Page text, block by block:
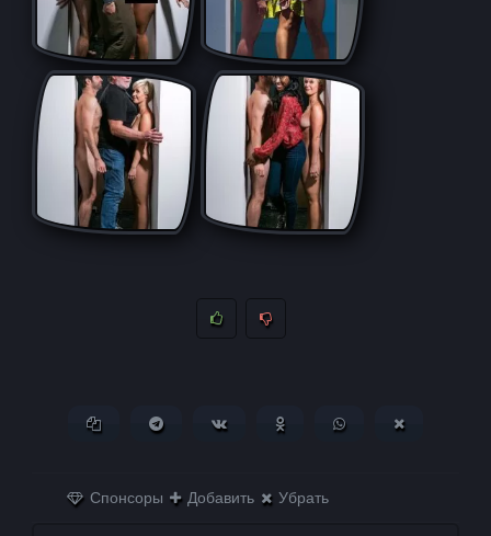
Копировать ссылкуПоделиться в Telegram
Поделиться ВКонтактеПоделиться в
Поделиться в
Спонсоры Добавить Убрать